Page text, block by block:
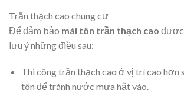
Trần thạch cao chung cư
Để đảm bảo mái tôn trần thạch cao được
lưu ý những điều sau:
Thi công trần thạch cao ở vị trí cao hơn
tôn để tránh nước mưa hắt vào.